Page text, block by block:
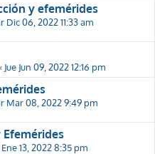
y efemérides
Dic 06, 2022 11:33 am
Jue Jun 09, 2022 12:16 pm
Mar 08, 2022 9:49 pm
Efemérides
Ene 13, 2022 8:35 pm